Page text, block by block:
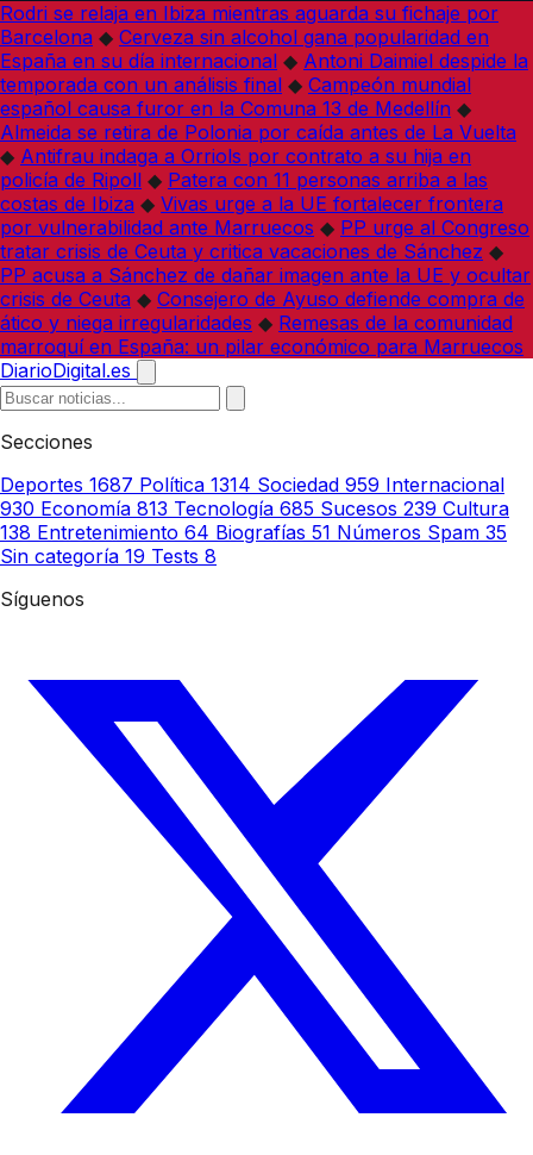
Rodri se relaja en Ibiza mientras aguarda su fichaje por
Barcelona ◆ Cerveza sin alcohol gana popularidad en
España en su día internacional ◆ Antoni Daimiel despide la
temporada con un análisis final ◆ Campeón mundial
español causa furor en la Comuna 13 de Medellín ◆
Almeida se retira de Polonia por caída antes de La Vuelta
◆ Antifrau indaga a Orriols por contrato a su hija en
policía de Ripoll ◆ Patera con 11 personas arriba a las
costas de Ibiza ◆ Vivas urge a la UE fortalecer frontera
por vulnerabilidad ante Marruecos ◆ PP urge al Congreso
tratar crisis de Ceuta y critica vacaciones de Sánchez ◆
PP acusa a Sánchez de dañar imagen ante la UE y ocultar
crisis de Ceuta ◆ Consejero de Ayuso defiende compra de
ático y niega irregularidades ◆ Remesas de la comunidad
marroquí en España: un pilar económico para Marruecos
DiarioDigital.es
Secciones
Deportes 1687 Política 1314 Sociedad 959 Internacional
930 Economía 813 Tecnología 685 Sucesos 239 Cultura
138 Entretenimiento 64 Biografías 51 Números Spam 35
Sin categoría 19 Tests 8
Síguenos